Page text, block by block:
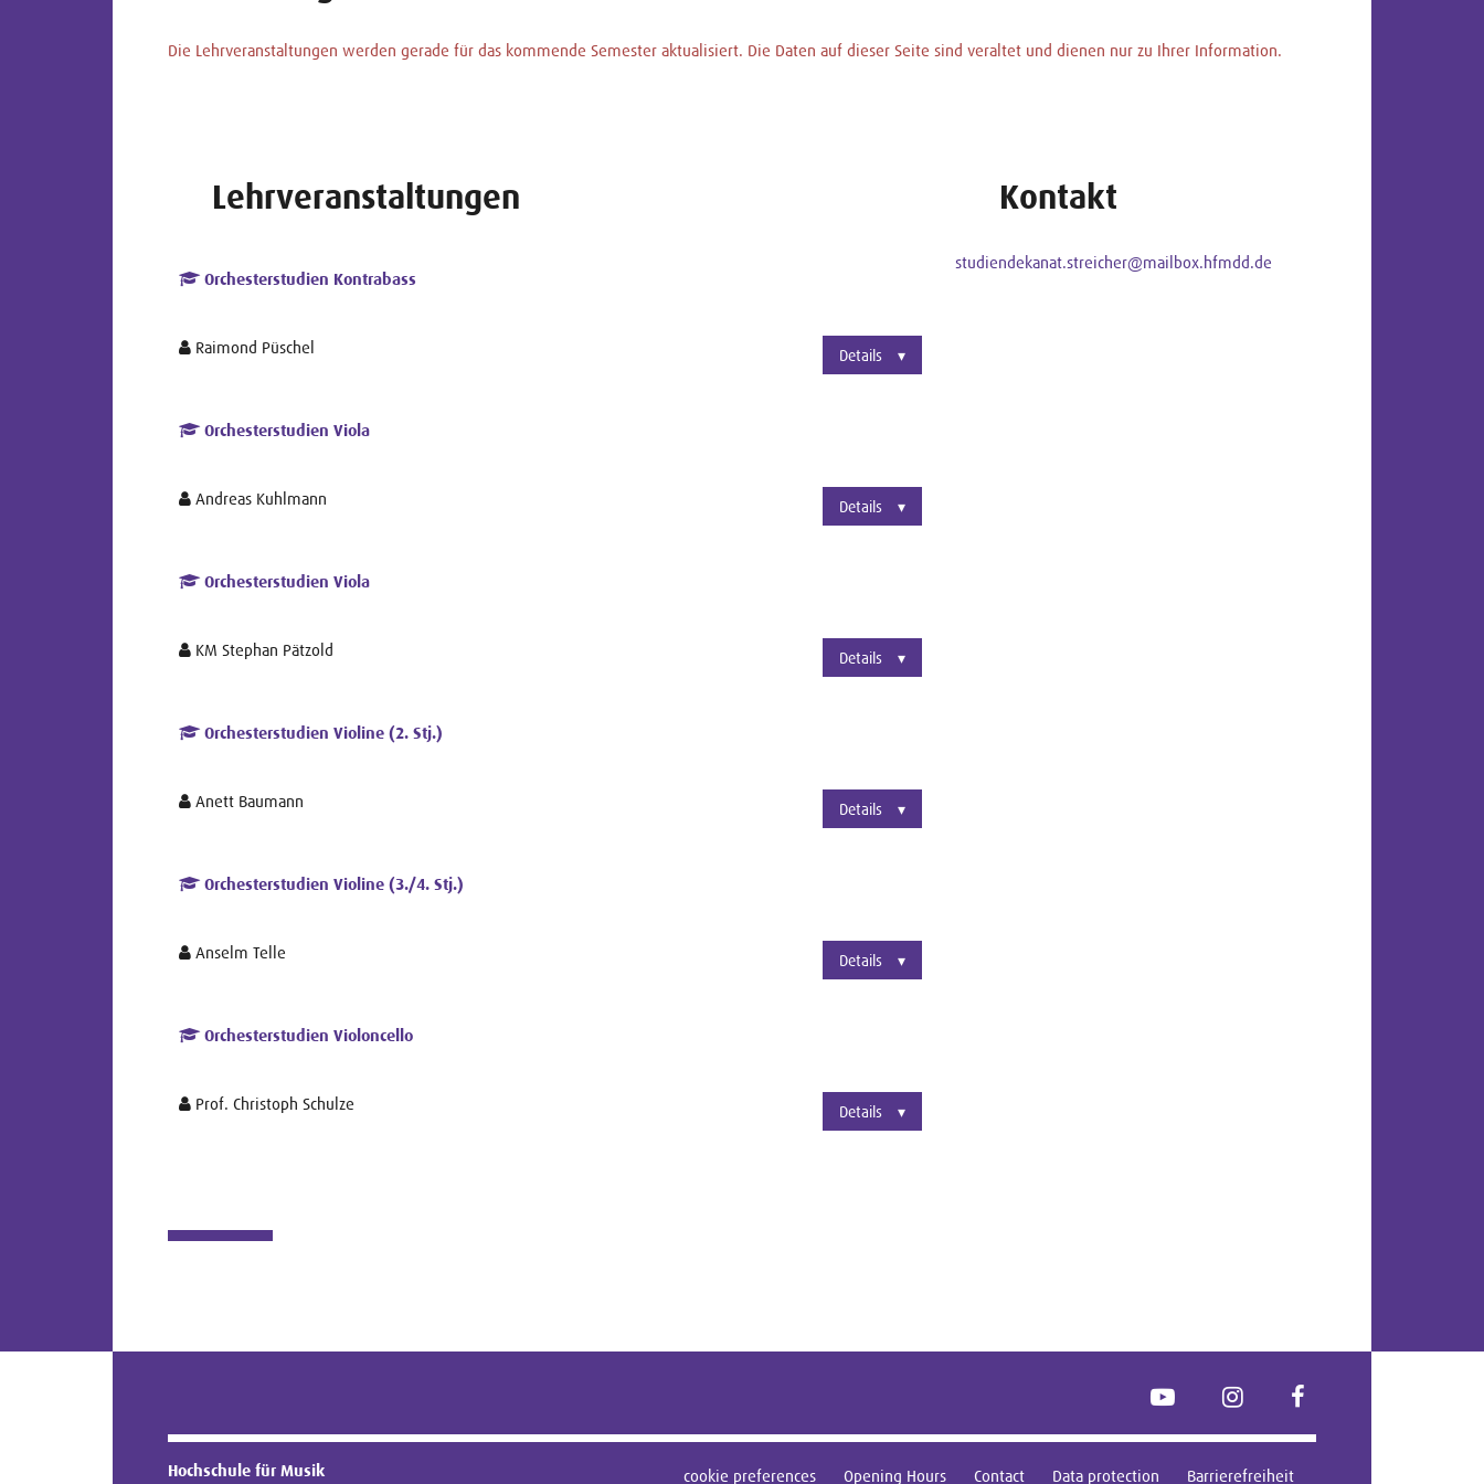
Die Lehrveranstaltungen werden gerade für das kommende Semester aktualisiert. Die Daten auf dieser Seite sind veraltet und dienen nur zu Ihrer Information.
Lehrveranstaltungen
Orchesterstudien Kontrabass
Raimond Püschel Details
Orchesterstudien Viola
Andreas Kuhlmann Details
Orchesterstudien Viola
KM Stephan Pätzold Details
Orchesterstudien Violine (2. Stj.)
Anett Baumann Details
Orchesterstudien Violine (3./4. Stj.)
Anselm Telle Details
Orchesterstudien Violoncello
Prof. Christoph Schulze Details
Kontakt
studiendekanat.streicher@mailbox.hfmdd.de
YouTube Instagram
cookie preferences Opening Hours Contact Data protection Barrierefreiheit
Hochschule für Musik